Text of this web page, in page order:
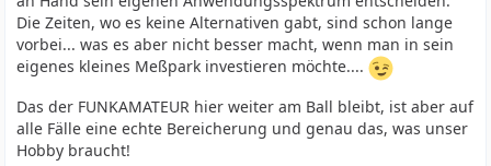
Die Zeiten, wo es keine Alternativen gabt, sind schon lange
vorbei... was es aber nicht besser macht, wenn man in sein
eigenes kleines Meßpark investieren möchte....
Das der FUNKAMATEUR hier weiter am Ball bleibt, ist aber auf
alle Fälle eine echte Bereicherung und genau das, was unser
Hobby braucht!